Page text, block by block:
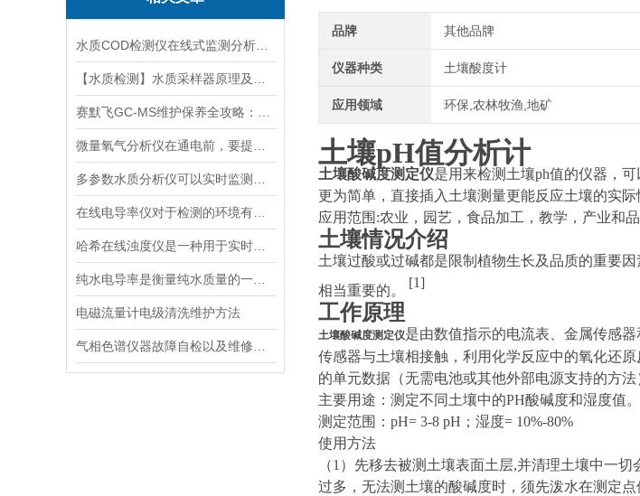
电磁流量计电级清洗维护方法
品牌 其他品牌
仪器种类 土壤酸度计
应用领域 环保,农林牧渔,地矿
土壤pH值分析计
土壤酸碱度测定仪是用来检测土壤ph值的仪器，
更为简单，直接插入土壤测量更能反应土壤的实际
应用范围 :农业，园艺，食品加工，教学，产业和品
土壤情况介绍
土壤过酸或过碱都是限制植物生长及品质的重要
相当重要的。
[1]
工作原理
土壤酸碱度测定仪是由数值指示的电流表、 金属传感器
传感器与土壤相接触，利用化学反应中的氧化还原
的单元数据（无需电池或其他外部电源支持的方法
主要用途：测定不同土壤中的PH酸碱度和湿度值。
测定范围： pH= 3-8 pH；湿度= 10%-80%
使用方法
（1）先移去被测土壤表面土层,并清理土壤中一
过多，无法测土壤的酸碱度时，须先泼水在测定